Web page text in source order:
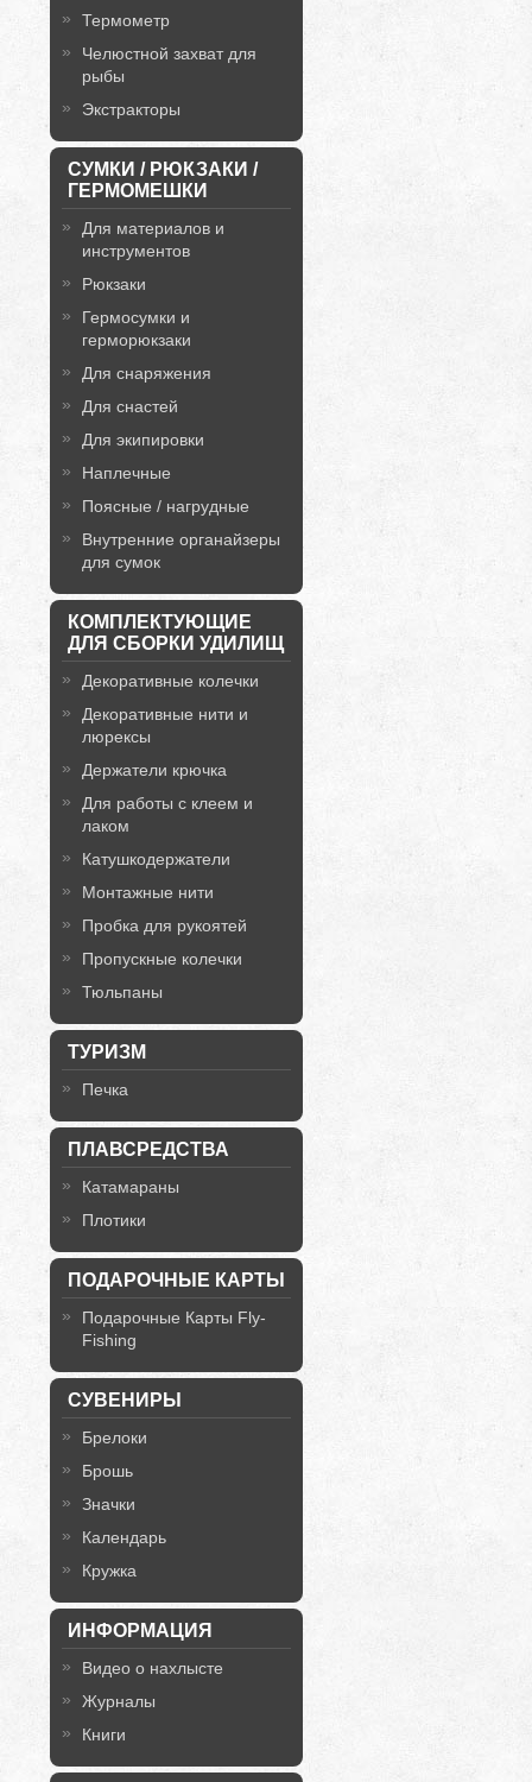
Термометр
Челюстной захват для
рыбы
Экстракторы
СУМКИ / РЮКЗАКИ /
ГЕРМОМЕШКИ
Для материалов и
инструментов
Рюкзаки
Гермосумки и
герморюкзаки
Для снаряжения
Для снастей
Для экипировки
Наплечные
Поясные / нагрудные
Внутренние органайзеры
для сумок
КОМПЛЕКТУЮЩИЕ
ДЛЯ СБОРКИ УДИЛИЩ
Декоративные колечки
Декоративные нити и
люрексы
Держатели крючка
Для работы с клеем и
лаком
Катушкодержатели
Монтажные нити
Пробка для рукоятей
Пропускные колечки
Тюльпаны
ТУРИЗМ
Печка
ПЛАВСРЕДСТВА
Катамараны
Плотики
ПОДАРОЧНЫЕ КАРТЫ
Подарочные Карты Fly-
Fishing
СУВЕНИРЫ
Брелоки
Брошь
Значки
Календарь
Кружка
ИНФОРМАЦИЯ
Видео о нахлысте
Журналы
Книги